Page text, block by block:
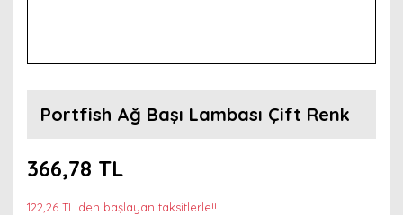
Portfish Ağ Başı Lambası Çift Renk
366,78 TL
122,26 TL den başlayan taksitlerle!!